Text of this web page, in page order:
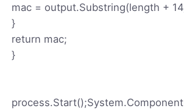
mac = output.Substring(length +
}
return mac;
}